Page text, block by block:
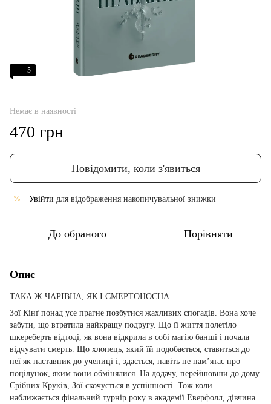
5
Немає в наявності
470 грн
Повідомити, коли з'явиться
% Увійти для відображення накопичувальної знижки
До обраного Порівняти
Опис
ТАКА Ж ЧАРІВНА, ЯК І СМЕРТОНОСНА
Зої Кінґ понад усе прагне позбутися жахливих спогадів. Вона хоче
забути, що втратила найкращу подругу. Що її життя полетіло
шкереберть відтоді, як вона відкрила в собі магію банші і почала
відчувати смерть. Що хлопець, який їй подобається, ставиться до
неї як наставник до учениці і, здається, навіть не пам’ятає про
поцілунок, яким вони обмінялися. На додачу, перейшовши до дому
Срібних Круків, Зої скочується в успішності. Тож коли
наближається фінальний турнір року в академії Еверфолл, дівчина